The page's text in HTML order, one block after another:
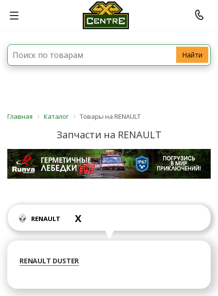
Найти
Главная Каталог Товары на RENAULT
Запчасти на RENAULT
RENAULT X
RENAULT DUSTER